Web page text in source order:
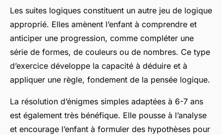
Les suites logiques constituent un autre jeu de logique
approprié. Elles amènent l’enfant à comprendre et
anticiper une progression, comme compléter une
série de formes, de couleurs ou de nombres. Ce type
d’exercice développe la capacité à déduire et à
appliquer une règle, fondement de la pensée logique.
La résolution d’énigmes simples adaptées à 6-7 ans
est également très bénéfique. Elle pousse à l’analyse
et encourage l’enfant à formuler des hypothèses pour